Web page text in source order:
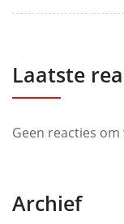
Laatste
Geen reacties om
Archief